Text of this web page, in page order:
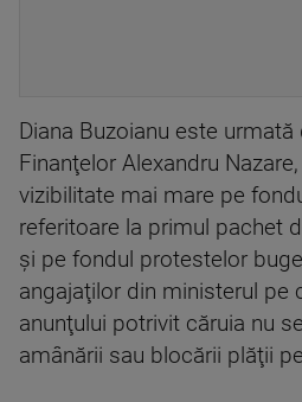
Diana Buzoianu este urmată
Finanţelor Alexandru
vizibilitate mai mare pe
referitoare la primul pachet
şi pe fondul protestelor
angajaţilor din ministerul pe
anunţului potrivit căruia nu
amânării sau blocării plăţii